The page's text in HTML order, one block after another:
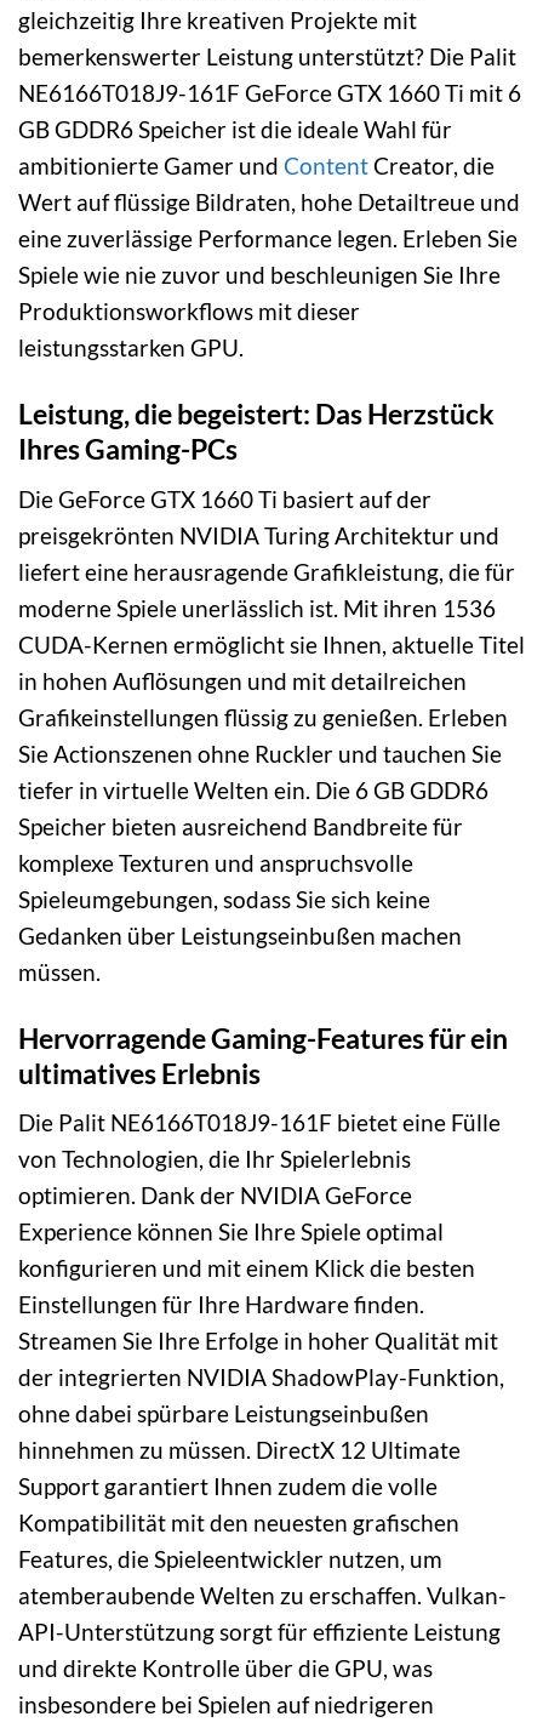
gleichzeitig Ihre kreativen Projekte mit
bemerkenswerter Leistung unterstützt? Die Palit
NE6166T018J9-161F GeForce GTX 1660 Ti mit 6
GB GDDR6 Speicher ist die ideale Wahl für
ambitionierte Gamer und ContentCreator, die
Wert auf flüssige Bildraten, hohe Detailtreue und
eine zuverlässige Performance legen. Erleben Sie
Spiele wie nie zuvor und beschleunigen Sie Ihre
Produktionsworkflows mit dieser
leistungsstarken GPU.
Leistung, die begeistert: Das Herzstück
Ihres Gaming-PCs
Die GeForce GTX 1660 Ti basiert auf der
preisgekrönten NVIDIA Turing Architektur und
liefert eine herausragende Grafikleistung, die für
moderne Spiele unerlässlich ist. Mit ihren 1536
CUDA-Kernen ermöglicht sie Ihnen, aktuelle Titel
in hohen Auflösungen und mit detailreichen
Grafikeinstellungen flüssig zu genießen. Erleben
Sie Actionszenen ohne Ruckler und tauchen Sie
tiefer in virtuelle Welten ein. Die 6 GB GDDR6
Speicher bieten ausreichend Bandbreite für
komplexe Texturen und anspruchsvolle
Spieleumgebungen, sodass Sie sich keine
Gedanken über Leistungseinbußen machen
müssen.
Hervorragende Gaming-Features für ein
ultimatives Erlebnis
Die Palit NE6166T018J9-161F bietet eine Fülle
von Technologien, die Ihr Spielerlebnis
optimieren. Dank der NVIDIA GeForce
Experience können Sie Ihre Spiele optimal
konfigurieren und mit einem Klick die besten
Einstellungen für Ihre Hardware finden.
Streamen Sie Ihre Erfolge in hoher Qualität mit
der integrierten NVIDIA ShadowPlay-Funktion,
ohne dabei spürbare Leistungseinbußen
hinnehmen zu müssen. DirectX 12 Ultimate
Support garantiert Ihnen zudem die volle
Kompatibilität mit den neuesten grafischen
Features, die Spieleentwickler nutzen, um
atemberaubende Welten zu erschaffen. Vulkan-
API-Unterstützung sorgt für effiziente Leistung
und direkte Kontrolle über die GPU, was
insbesondere bei Spielen auf niedrigeren